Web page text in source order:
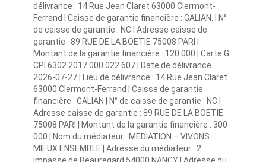
délivrance : 14 Rue Jean Claret 63000 Clermont-
Ferrand | Caisse de garantie financière : GALIAN. | N°
de caisse de garantie : NC | Adresse caisse de
garantie : 89 RUE DE LA BOETIE 75008 PARI |
Montant de la garantie financière : 120 000 | Carte G :
CPI 6302 2017 000 022 607 | Date de délivrance :
2026-07-27 | Lieu de délivrance : 14 Rue Jean Claret
63000 Clermont-Ferrand | Caisse de garantie
financière : GALIAN | N° de caisse de garantie : NC |
Adresse caisse de garantie : 89 RUE DE LA BOETIE
75008 PARI | Montant de la garantie financière : 300
000 | Nom du médiateur : MEDIATION – VIVONS
MIEUX ENSEMBLE | Adresse du médiateur : 2